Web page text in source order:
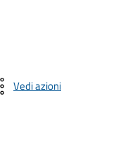
Vedi azioni